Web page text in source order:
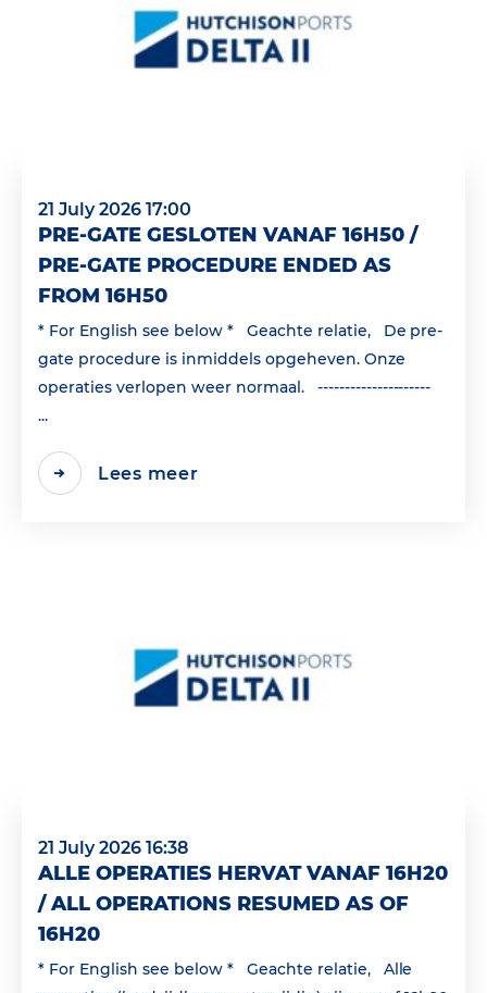
21 July 2026 17:00
PRE-GATE GESLOTEN VANAF 16H50 /
PRE-GATE PROCEDURE ENDED AS
FROM 16H50
* For English see below * Geachte relatie, De pre-
gate procedure is inmiddels opgeheven. Onze
operaties verlopen weer normaal. ---------------------
...
Lees meer
21 July 2026 16:38
ALLE OPERATIES HERVAT VANAF 16H20
/ ALL OPERATIONS RESUMED AS OF
16H20
* For English see below * Geachte relatie, Alle